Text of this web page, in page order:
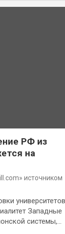
РФ из
на
источником
университетов
Западные
системы,…